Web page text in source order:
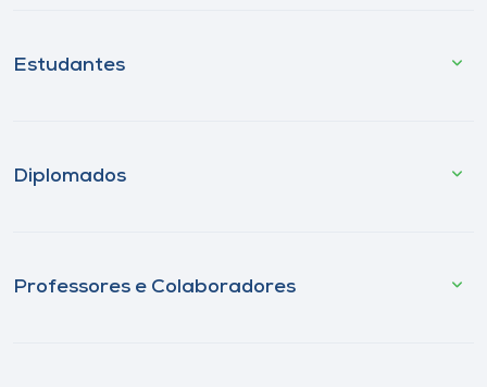
Estudantes
Diplomados
Professores e Colaboradores